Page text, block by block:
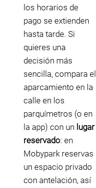
los horarios de
pago se extienden
hasta tarde. Si
quieres una
decisión más
sencilla, compara el
aparcamiento en la
calle en los
parquímetros (o en
la app) con un lugar
reservado: en
Mobypark reservas
un espacio privado
con antelación, así